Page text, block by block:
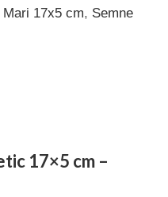
Mari 17x5 cm, Semne
17×5 cm –